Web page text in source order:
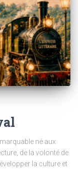
né aux
de la volonté de
la culture et